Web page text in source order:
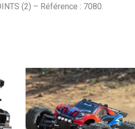
(2) – Référence : 7080.